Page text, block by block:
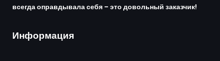
всегда оправдывала себя – это довольный заказчик!
Информация